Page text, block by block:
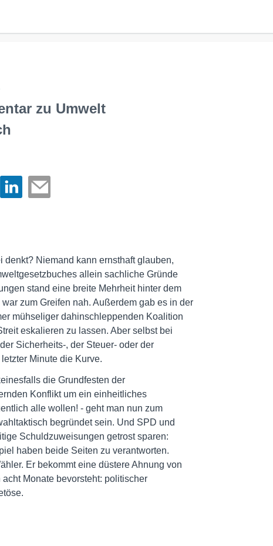
zu Umwelt
denkt? Niemand kann ernsthaft glauben,
allein sachliche Gründe
stand eine breite Mehrheit hinter dem
zum Greifen nah. Außerdem gab es in der
mühseliger dahinschleppenden Koalition
eskalieren zu lassen. Aber selbst bei
Sicherheits-, der Steuer- oder der
Minute die Kurve.
die Grundfesten der
Konflikt um ein einheitliches
alle wollen! - geht man nun zum
begründet sein. Und SPD und
Schuldzuweisungen getrost sparen:
haben beide Seiten zu verantworten.
Er bekommt eine düstere Ahnung von
Monate bevorsteht: politischer